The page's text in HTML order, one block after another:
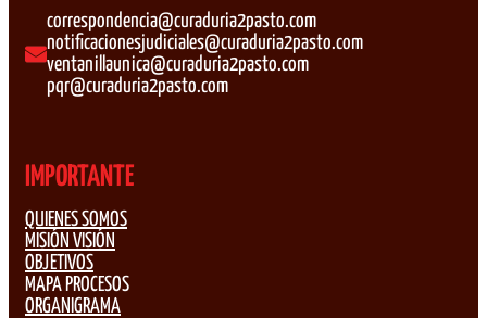
correspondencia@curaduria2pasto.com
notificacionesjudiciales@curaduria2pasto.com
ventanillaunica@curaduria2pasto.com
pqr@curaduria2pasto.com
IMPORTANTE
QUIENES SOMOS
MISIÓN VISIÓN
OBJETIVOS
MAPA PROCESOS
ORGANIGRAMA